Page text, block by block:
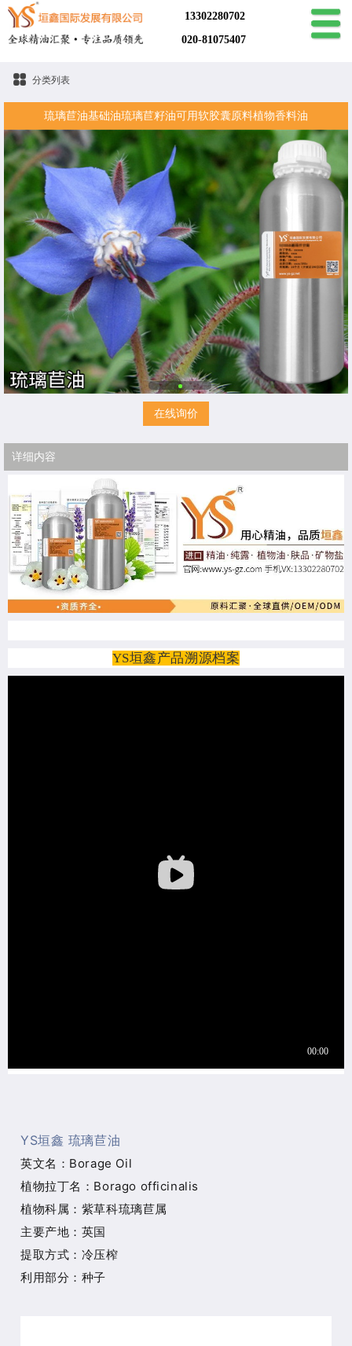
13302280702
020-81075407
分类列表
琉璃苣油基础油琉璃苣籽油可用软胶囊原料植物香料油
在线询价
详细内容
YS垣鑫产品溯源档案
YS垣鑫 琉璃苣油
英文名：Borage Oil
植物拉丁名： Borago officinalis
植物科属：紫草科琉璃苣属
主要产地：英国
提取方式：冷压榨
利用部分：种子